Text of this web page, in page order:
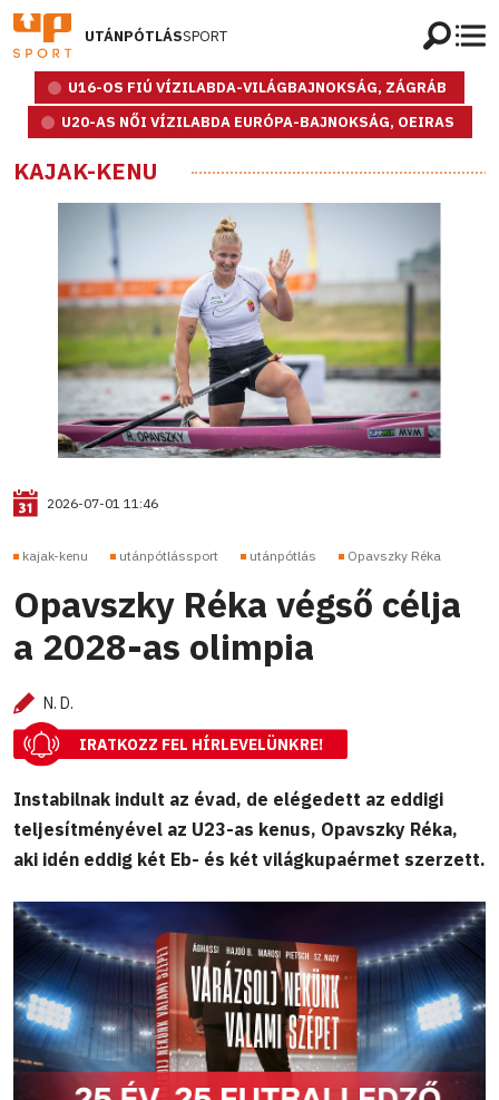
UTÁNPÓTLÁSSPORT
U16-OS FIÚ VÍZILABDA-VILÁGBAJNOKSÁG, ZÁGRÁB
U20-AS NŐI VÍZILABDA EURÓPA-BAJNOKSÁG, OEIRAS
KAJAK-KENU
2026-07-01 11:46
kajak-kenu utánpótlássport utánpótlás Opavszky Réka
Opavszky Réka végső célja
a 2028-as olimpia
N. D.
IRATKOZZ FEL HÍRLEVELÜNKRE!
Instabilnak indult az évad, de elégedett az eddigi
teljesítményével az U23-as kenus, Opavszky Réka,
aki idén eddig két Eb- és két világkupaérmet szerzett.